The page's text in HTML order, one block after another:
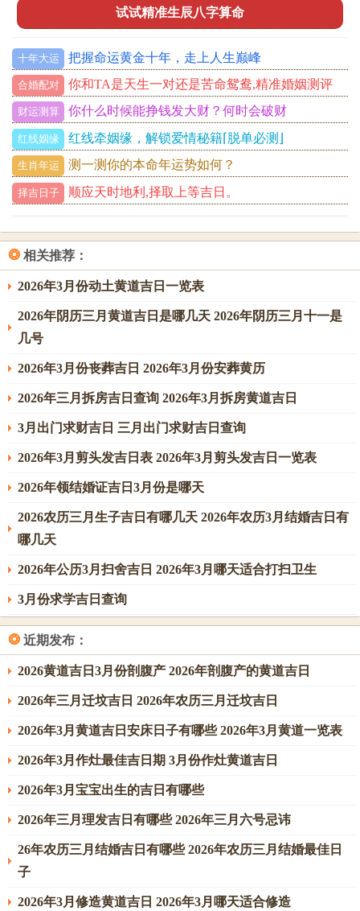
还有形式- 在学校、工作、社交场合中增加交友机遇；在婚
恋交友活动中多选择部分有专业服务、平台信誉好、功能全
面的网站与平台，如滴滴交友、探探等。
从科学研究在领域 来看需认识各位生物学上的本能需要跟后
天的心理需求.我们的嗅觉、声音及肢体语言等会对人产生服
从或拒绝感。科学家探究得出的判断复合性的指标:化学对嗅
觉的激发、面部比例、眼神交流、声音、肢体语言、共通
性。
通过科学方法的介入- 咱们也可更好的增加姻缘与缘分的概
在着个人文关怀、科学效益、制度保障有机结合的新时代，
与社会各界的服务与保障也能够为姻缘预测与缘分物色提供
相信在以后的进步中姻缘的预测会更加科学、准确 -更符合
在推动社会发展的进程中更好的把握机遇 积极进取 主动付出
努力、在复杂的人生道路上展现出自己的知识与技能 、展现
出缘分与远景~实现自己的人生价值.
试试精准生辰八字算命
十年大运 把握命运黄金十年，走上人生巅峰
合婚配对 你和TA是天生一对还是苦命鸳鸯,精准婚姻测评
财运测算 你什么时候能挣钱发大财？何时会破财
红线姻缘 红线牵姻缘，解锁爱情秘籍⌈脱单必测⌋
生肖年运 测一测你的本命年运势如何？
择吉日子 顺应天时地利,择取上等吉日。
❂ 相关推荐：
2026年3月份动土黄道吉日一览表
2026年阴历三月黄道吉日是哪几天 2026年阴历三月十一是
几号
2026年3月份丧葬吉日 2026年3月份安葬黄历
2026年三月拆房吉日查询 2026年3月拆房黄道吉日
3月出门求财吉日 三月出门求财吉日查询
2026年3月剪头发吉日表 2026年3月剪头发吉日一览表
2026年领结婚证吉日3月份是哪天
2026农历三月生子吉日有哪几天 2026年农历3月结婚吉日有
哪几天
2026年公历3月扫舍吉日 2026年3月哪天适合打扫卫生
3月份求学吉日查询
❂ 近期发布：
2026黄道吉日3月份剖腹产 2026年剖腹产的黄道吉日
2026年三月迁坟吉日 2026年农历三月迁坟吉日
2026年3月黄道吉日安床日子有哪些 2026年3月黄道一览表
2026年3月作灶最佳吉日期 3月份作灶黄道吉日
2026年3月宝宝出生的吉日有哪些
2026年三月理发吉日有哪些 2026年三月六号忌讳
26年农历三月结婚吉日有哪些 2026年农历三月结婚最佳日
子
2026年3月修造黄道吉日 2026年3月哪天适合修造